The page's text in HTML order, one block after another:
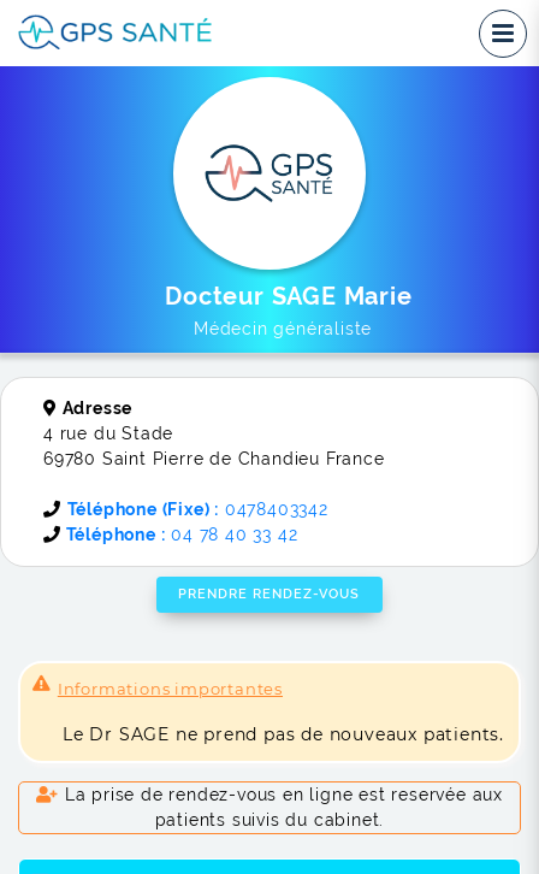
Docteur SAGE Marie
Médecin généraliste
Adresse
4 rue du Stade
69780 Saint Pierre de Chandieu France
Téléphone (Fixe) : 0478403342
Téléphone : 04 78 40 33 42
PRENDRE RENDEZ-VOUS
Informations importantes
Le Dr SAGE ne prend pas de nouveaux patients.
La prise de rendez-vous en ligne est reservée aux
patients suivis du cabinet.